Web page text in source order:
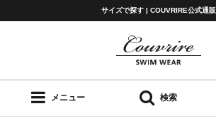
サイズで探す | COUVRIRE公式通販
メニュー 検索